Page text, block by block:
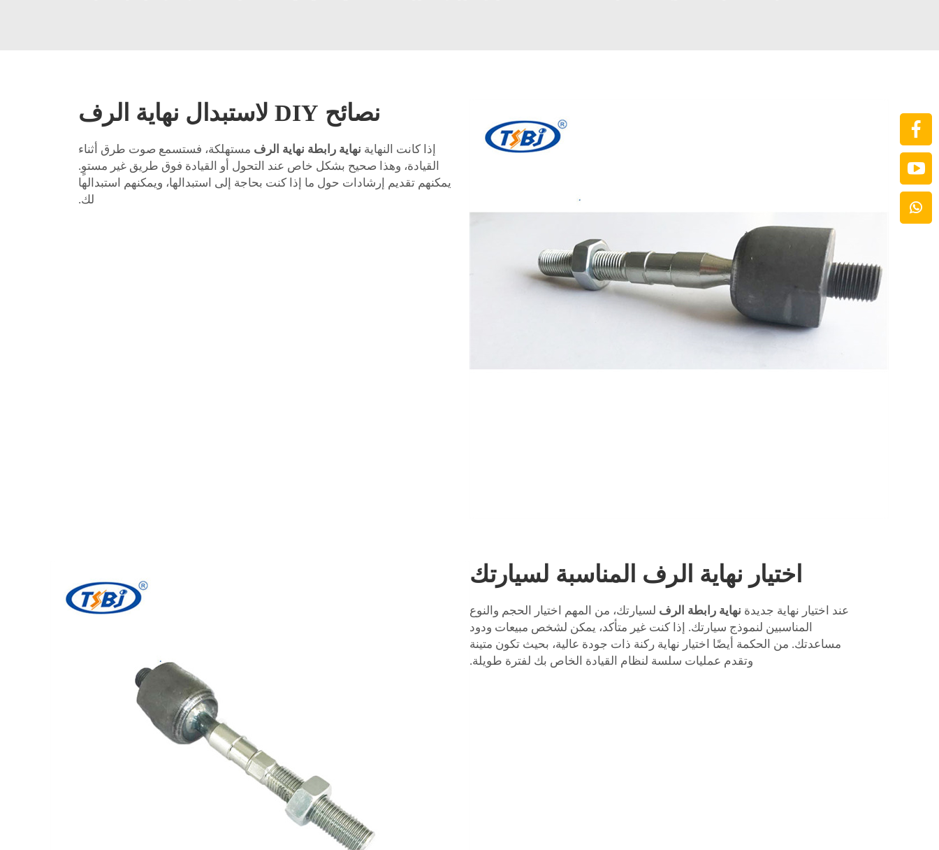
نصائح DIY لاستبدال نهاية الرف
إذا كانت النهاية نهاية رابطة نهاية الرف مستهلكة، فستسمع صوت طرق أثناء
القيادة، وهذا صحيح بشكل خاص عند التحول أو القيادة فوق طريق غير مستوٍ.
يمكنهم تقديم إرشادات حول ما إذا كنت بحاجة إلى استبدالها، ويمكنهم استبدالها
لك.
اختيار نهاية الرف المناسبة لسيارتك
عند اختيار نهاية جديدة نهاية رابطة الرف لسيارتك، من المهم اختيار الحجم والنوع
المناسبين لنموذج سيارتك. إذا كنت غير متأكد، يمكن لشخص مبيعات ودود
مساعدتك. من الحكمة أيضًا اختيار نهاية ركنة ذات جودة عالية، بحيث تكون متينة
وتقدم عمليات سلسة لنظام القيادة الخاص بك لفترة طويلة.